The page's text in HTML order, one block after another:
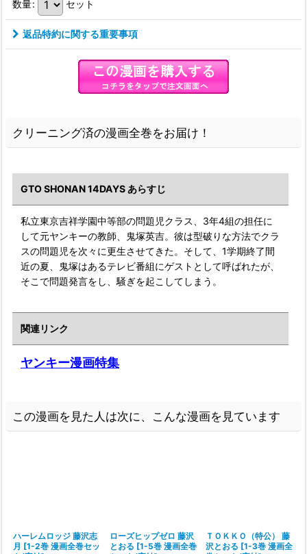
数量: セット
返品特約に関する重要事項
クリーニング済の漫画全巻をお届け！
GTO SHONAN 14DAYS あらすじ
私立東京吉祥学園中等部の問題児クラス、3年4組の担任に
して元ヤンキーの教師、鬼塚英吉。彼は型破りな方法でクラ
スの問題児を次々に更生させてきた。そして、1学期終了間
近の夏、鬼塚はあるテレビ番組にゲストとして呼ばれたが、
そこで問題発言をし、騒ぎを起こしてしまう。
関連リンク
ヤンキー漫画特集
この漫画を見た人は次に、こんな漫画を見ています
ハーレムロッジ 藤沢志
月 [1-2巻 漫画全巻セッ
ローズヒップゼロ 藤沢
とおる [1-5巻 漫画全巻
ＴＯＫＫＯ（特公） 藤
沢とおる [1-3巻 漫画全